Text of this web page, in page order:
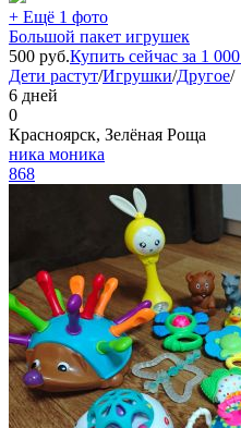
+ Ещё 1 фото
Большой пакет игрушек
500 руб.Купить сейчас за 1 000
Дети растут/Игрушки/Другое/
6 дней
0
Красноярск, Зелёная Роща
ника моника
868